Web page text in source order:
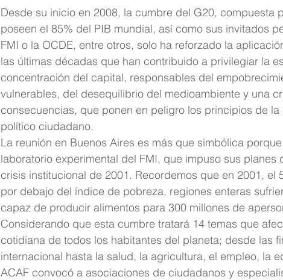
Desde su inicio en 2008, la cumbre del G20, compuesta
poseen el 85% del PIB mundial, así como sus invitados
FMI o la OCDE, entre otros, solo ha reforzado la
las últimas décadas que han contribuido a privilegiar la
concentración del capital, responsables del
vulnerables, del desequilibrio del medioambiente y una
consecuencias, que ponen en peligro los principios de
político ciudadano.
La reunión en Buenos Aires es más que simbólica
laboratorio experimental del FMI, que impuso sus
crisis institucional de 2001. Recordemos que en 2001, el
por debajo del índice de pobreza, regiones enteras
capaz de producir alimentos para 300 millones de
Considerando que esta cumbre tratará 14 temas que
cotidiana de todos los habitantes del planeta; desde las
internacional hasta la salud, la agricultura, el empleo, la
ACAF convocó a asociaciones de ciudadanos y